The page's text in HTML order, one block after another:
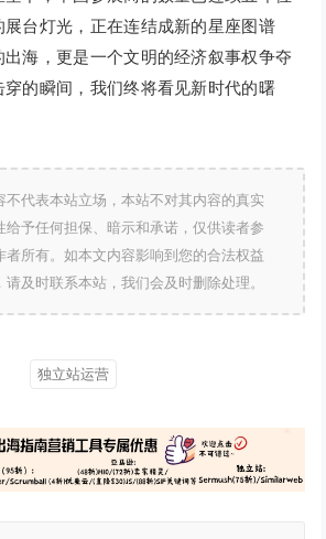
展台灯光，正在连结成新的星座图谱
海，更是一个文明的经济叙事权争夺
的瞬间，我们终将看见新时代的曙
不代表本站立场，本站不对其内容的真实
给予任何担保、暗示和承诺，仅供读者参
者所有。如本文内容影响到您的合法权益
请及时联系本站，我们会及时删除处理。
独立站运营